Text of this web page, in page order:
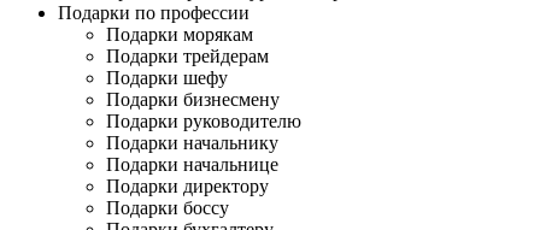
Подарки по профессии
Подарки морякам
Подарки трейдерам
Подарки шефу
Подарки бизнесмену
Подарки руководителю
Подарки начальнику
Подарки начальнице
Подарки директору
Подарки боссу